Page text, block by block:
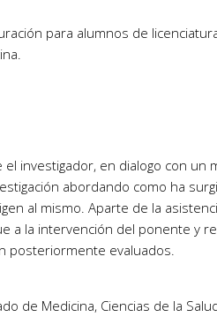
para alumnos de
investigador, en dialogo con un
abordando como ha
al mismo. Aparte de la
a la intervención del ponente y
posteriormente evaluados.
de Medicina, Ciencias de la